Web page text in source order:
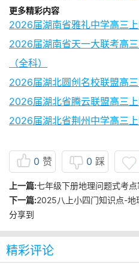
更多精彩内容
2026届湖南省雅礼中学高三上
2026届湖南省天一大联考高三
（全科）
2026届湖北圆创名校联盟高三
2026届湖北省腾云联盟高三上
2026届湖北省荆州中学高三
0 赞 0 踩
上一篇:七年级下册地理问题式考
下一篇:2025八上小四门知识点-地
分享到
精彩评论